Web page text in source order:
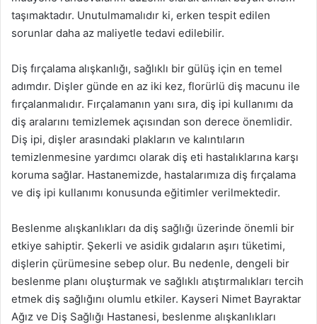
taşımaktadır. Unutulmamalıdır ki, erken tespit edilen
sorunlar daha az maliyetle tedavi edilebilir.
Diş fırçalama alışkanlığı, sağlıklı bir gülüş için en temel
adımdır. Dişler günde en az iki kez, florürlü diş macunu ile
fırçalanmalıdır. Fırçalamanın yanı sıra, diş ipi kullanımı da
diş aralarını temizlemek açısından son derece önemlidir.
Diş ipi, dişler arasındaki plakların ve kalıntıların
temizlenmesine yardımcı olarak diş eti hastalıklarına karşı
koruma sağlar. Hastanemizde, hastalarımıza diş fırçalama
ve diş ipi kullanımı konusunda eğitimler verilmektedir.
Beslenme alışkanlıkları da diş sağlığı üzerinde önemli bir
etkiye sahiptir. Şekerli ve asidik gıdaların aşırı tüketimi,
dişlerin çürümesine sebep olur. Bu nedenle, dengeli bir
beslenme planı oluşturmak ve sağlıklı atıştırmalıkları tercih
etmek diş sağlığını olumlu etkiler. Kayseri Nimet Bayraktar
Ağız ve Diş Sağlığı Hastanesi, beslenme alışkanlıkları